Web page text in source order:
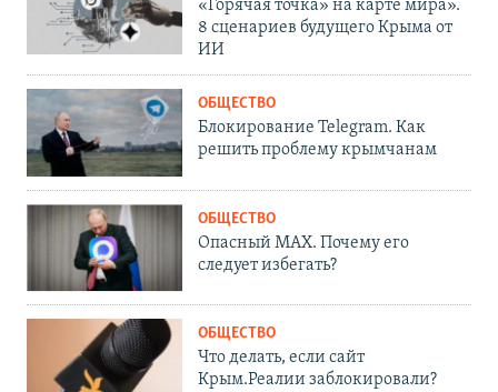
«Горячая точка» на карте мира».
8 сценариев будущего Крыма от
ИИ
ОБЩЕСТВО
Блокирование Telegram. Как
решить проблему крымчанам
ОБЩЕСТВО
Опасный MAX. Почему его
следует избегать?
ОБЩЕСТВО
Что делать, если сайт
Крым.Реалии заблокировали?